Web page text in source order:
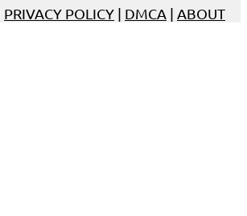
PRIVACY POLICY | DMCA | ABOUT